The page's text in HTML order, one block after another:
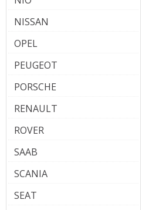
NISSAN
OPEL
PEUGEOT
PORSCHE
RENAULT
ROVER
SAAB
SCANIA
SEAT